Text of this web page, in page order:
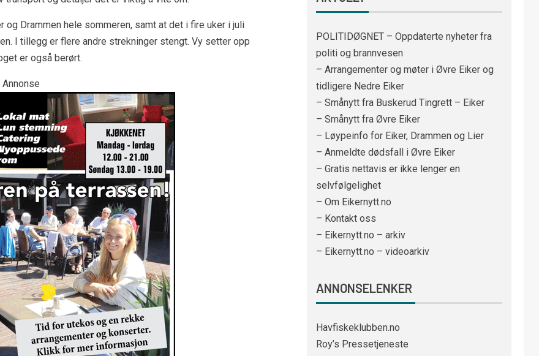
Drammen hele sommeren, samt at det i fire uker i juli
I tillegg er flere andre strekninger stengt. Vy setter opp
er også berørt.
Annonse
POLITIDØGNET – Oppdaterte nyheter fra
politi og brannvesen
– Arrangementer og møter i Øvre Eiker og
tidligere Nedre Eiker
– Smånytt fra Buskerud Tingrett – Eiker
– Smånytt fra Øvre Eiker
– Løypeinfo for Eiker, Drammen og Lier
– Anmeldte dødsfall i Øvre Eiker
– Gratis nettavis er ikke lenger en
selvfølgelighet
– Om Eikernytt.no
– Kontakt oss
– Eikernytt.no – arkiv
– Eikernytt.no – videoarkiv
ANNONSELENKER
Havfiskeklubben.no
Roy’s Pressetjeneste